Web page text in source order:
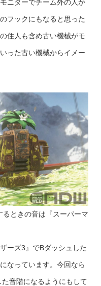
ニターでチーム外の人か
フックにもなると思った
住人も含め古い機械がモ
った古い機械からイメー
ときの音は『スーパーマ
ーズ3』でBダッシュした
なっています。今回なら
音階になるようにもして